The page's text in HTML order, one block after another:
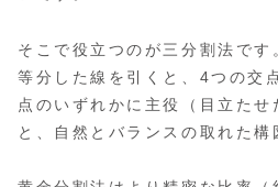
そこで役立つのが三分割法で
等分した線を引くと、4つの交
点のいずれかに主役（目立たせ
と、自然とバランスの取れた構